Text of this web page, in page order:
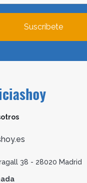
Suscríbete
38 - 28020 Madrid